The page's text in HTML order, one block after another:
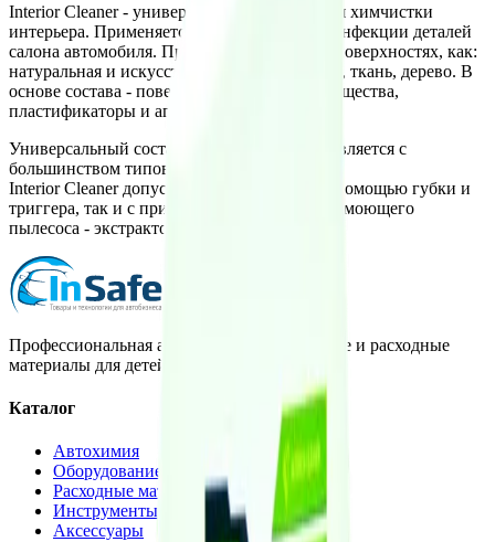
Interior Cleaner - универсальное средство для химчистки
интерьера. Применяется для очистки и дезинфекции деталей
салона автомобиля. Применяется на таких поверхностях, как:
натуральная и искусственная кожа, пластик, ткань, дерево. В
основе состава - поверхностно-активные вещества,
пластификаторы и апретирующие добавки.
Универсальный состав для химчистки справляется с
большинством типов загрязнений.
Interior Cleaner допускается наносить как с помощью губки и
триггера, так и с применением торнадора и моющего
пылесоса - экстрактора.
Профессиональная автохимия, оборудование и расходные
материалы для детейлинга.
Каталог
Автохимия
Оборудование
Расходные материалы
Инструменты
Аксессуары